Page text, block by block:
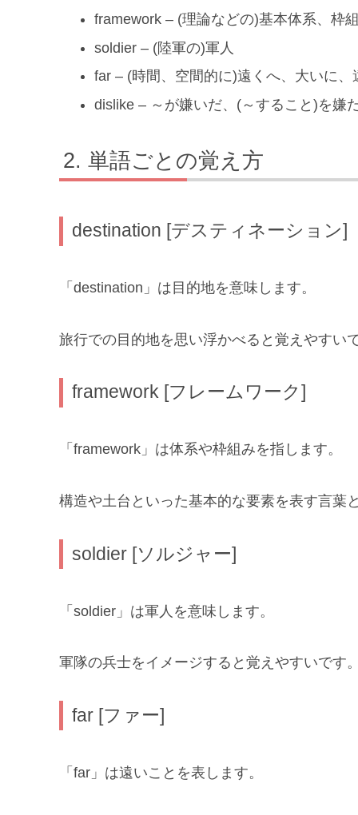
framework – (理論などの)基本体系、枠
soldier – (陸軍の)軍人
far – (時間、空間的に)遠くへ、大いに、
dislike – ～が嫌いだ、(～すること)を嫌
単語ごとの覚え方
destination [デスティネーション]
「destination」は目的地を意味します。
旅行での目的地を思い浮かべると覚えやすいで
framework [フレームワーク]
「framework」は体系や枠組みを指します。
構造や土台といった基本的な要素を表す言葉
soldier [ソルジャー]
「soldier」は軍人を意味します。
軍隊の兵士をイメージすると覚えやすいです。
far [ファー]
「far」は遠いことを表します。